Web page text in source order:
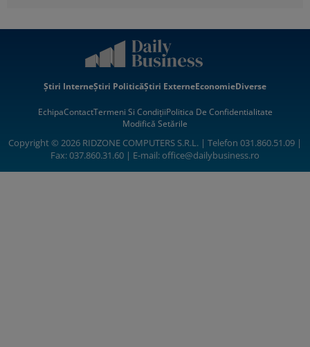
Știri InterneȘtiri PoliticăȘtiri ExterneEconomieDiverse
EchipaContactTermeni Si CondițiiPolitica De Confidentialitate
Modifică Setările
Copyright © 2026 RIDZONE COMPUTERS S.R.L. | Telefon 031.860.51.09 |
Fax: 037.860.31.60 | E-mail:office@dailybusiness.ro